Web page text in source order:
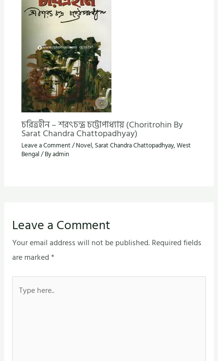
চরিত্রহীন – শরৎচন্দ্র চট্টোপাধ্যায় (Choritrohin By
Sarat Chandra Chattopadhyay)
Leave a Comment/Novel, Sarat Chandra Chattopadhyay,West
Bengal / Byadmin
Leave a Comment
Your email address will not be published.Required fields
are marked*
here..